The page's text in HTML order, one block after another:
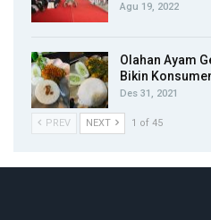
Agu 19, 2022
Olahan Ayam
Bikin
Des 31, 2021
PREV NEXT 1 of 45